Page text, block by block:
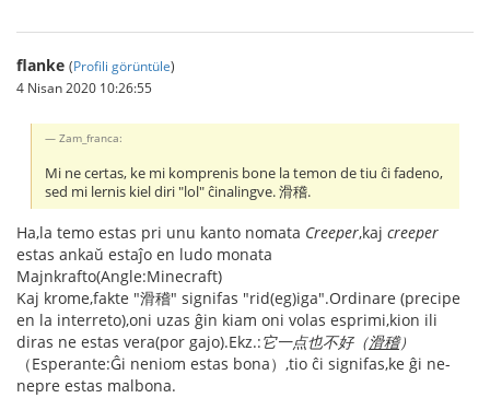
flanke (Profili görüntüle)
4 Nisan 2020 10:26:55
Zam_franca:
Mi ne certas, ke mi komprenis bone la temon de tiu ĉi fadeno,
sed mi lernis kiel diri "lol" ĉinalingve. 滑稽.
Ha,la temo estas pri unu kanto nomata Creeper,kaj creeper
estas ankaŭ estaĵo en ludo monata
Majnkrafto(Angle:Minecraft)
Kaj krome,fakte "滑稽" signifas "rid(eg)iga".Ordinare (precipe
en la interreto),oni uzas ĝin kiam oni volas esprimi,kion ili
diras ne estas vera(por gajo).Ekz.:它一点也不好（滑稽）
（Esperante:Ĝi neniom estas bona）,tio ĉi signifas,ke ĝi ne-
nepre estas malbona.